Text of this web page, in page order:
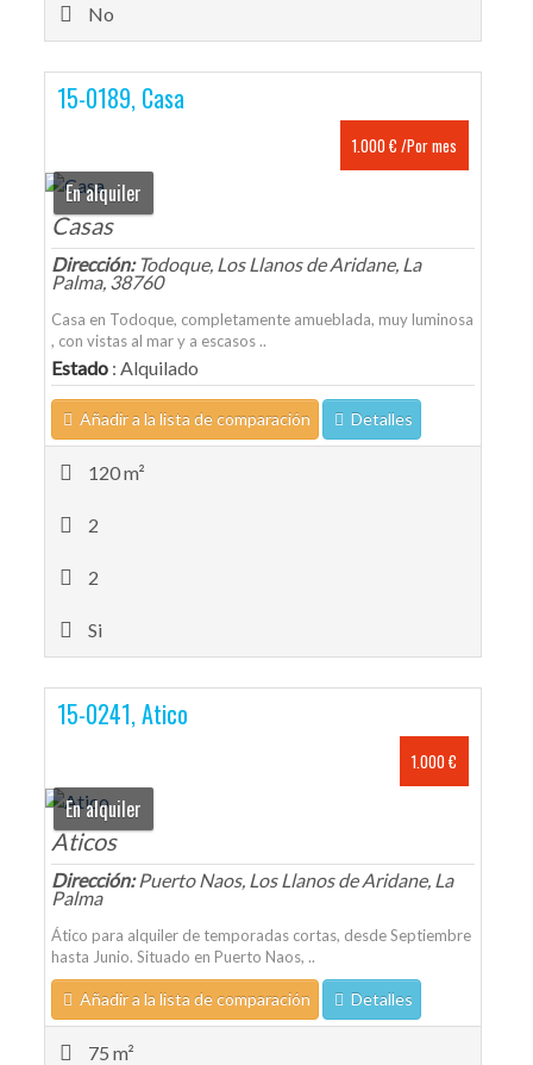
No
15-0189, Casa
1.000 € /Por mes
En alquiler
Casas
Dirección: Todoque, Los Llanos de Aridane, La
Palma, 38760
Casa en Todoque, completamente amueblada, muy luminosa
, con vistas al mar y a escasos ..
Estado : Alquilado
Añadir a la lista de comparación Detalles
120 m²
2
2
Si
15-0241, Atico
1.000 €
En alquiler
Aticos
Dirección:Puerto Naos, Los Llanos de Aridane, La
Palma
Ático para alquiler de temporadas cortas, desde Septiembre
hasta Junio. Situado en Puerto Naos, ..
Añadir a la lista de comparación Detalles
75 m²